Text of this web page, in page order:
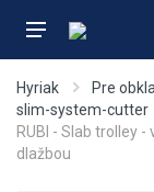
Hyriak Pre
slim-system-cutter
RUBI - Slab trolley
dlažbou